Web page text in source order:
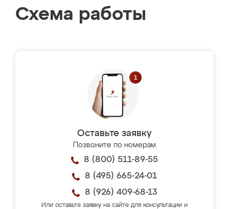
Схема работы
Оставьте заявку
Позвоните по номерам
8 (800) 511-89-55
8 (495) 665-24-01
8 (926) 409-68-13
Или оставьте заявку на сайте для консультации и